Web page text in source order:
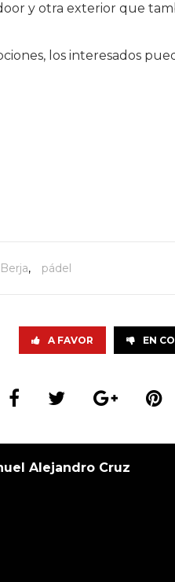
y otra exterior que
los interesados
, pádel
A FAVOR EN
Alejandro Cruz